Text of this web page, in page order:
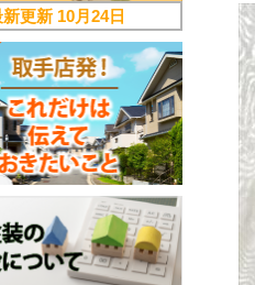
新更新 10月24日